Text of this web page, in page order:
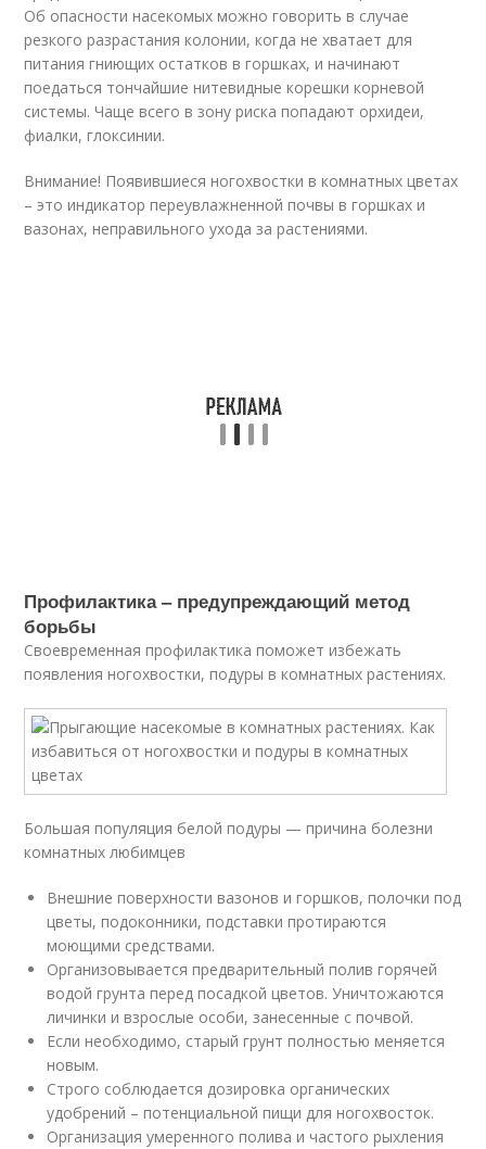
Об опасности насекомых можно говорить в случае
резкого разрастания колонии, когда не хватает для
питания гниющих остатков в горшках, и начинают
поедаться тончайшие нитевидные корешки корневой
системы. Чаще всего в зону риска попадают орхидеи,
фиалки, глоксинии.
Внимание! Появившиеся ногохвостки в комнатных цветах
– это индикатор переувлажненной почвы в горшках и
вазонах, неправильного ухода за растениями.
Профилактика – предупреждающий метод
борьбы
Своевременная профилактика поможет избежать
появления ногохвостки, подуры в комнатных растениях.
Большая популяция белой подуры — причина болезни
комнатных любимцев
Внешние поверхности вазонов и горшков, полочки под
цветы, подоконники, подставки протираются
моющими средствами.
Организовывается предварительный полив горячей
водой грунта перед посадкой цветов. Уничтожаются
личинки и взрослые особи, занесенные с почвой.
Если необходимо, старый грунт полностью меняется
новым.
Строго соблюдается дозировка органических
удобрений – потенциальной пищи для ногохвосток.
Организация умеренного полива и частого рыхления